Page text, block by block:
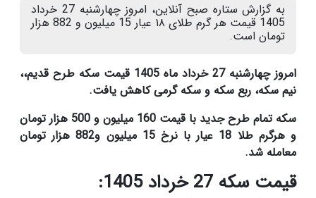
به گزارش ستاره صبح آنلاین، امروز چهارشنبه 27 خرداد
1405 قیمت هر گرم طلای ۱۸ عیار 15 میلیون و 882 هزار
تومان است.
امروز چهارشنبه 27 خرداد ماه 1405 قیمت سکه طرح قدیم،،
نیم سکه، ربع سکه و سکه گرمی کاهش یافت.
سکه تمام طرح جدید با قیمت 160 میلیون و 500 هزار تومان
و هرگرم طلا 18 عیار با نرخ 15 میلیون و882 هزار تومان
معامله شد.
قیمت سکه 27 خرداد 1405: